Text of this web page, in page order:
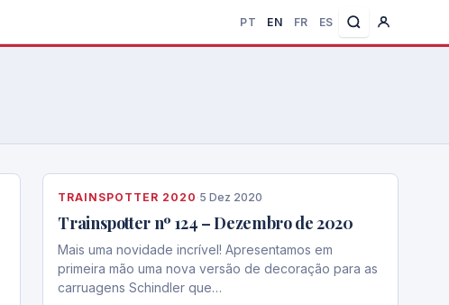
PT EN FR ES
TRAINSPOTTER 2020 ·5 Dez 2020
Trainspotter nº 124 – Dezembro de 2020
Mais uma novidade incrível! Apresentamos em
primeira mão uma nova versão de decoração para as
carruagens Schindler que…